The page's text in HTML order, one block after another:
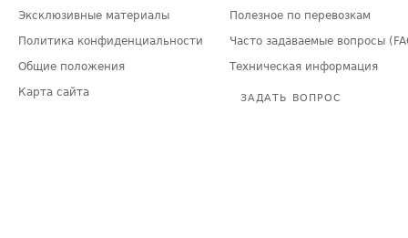
Эксклюзивные материалы
Политика конфиденциальности
Общие положения
Карта сайта
Полезное по перевозкам
Часто задаваемые вопросы
Техническая информация
ЗАДАТЬ ВОПРОС